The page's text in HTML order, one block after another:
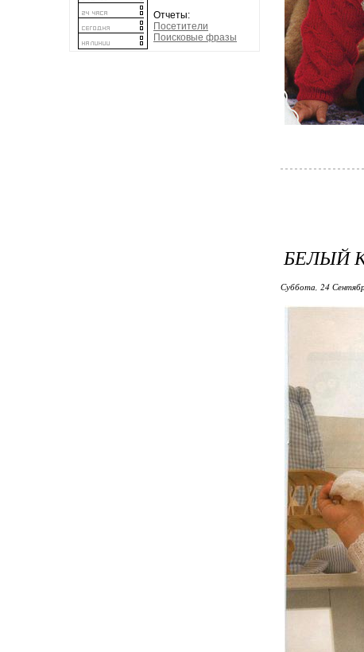
Отчеты:
Посетители
Поисковые фразы
БЕЛЫЙ
Суббота, 24